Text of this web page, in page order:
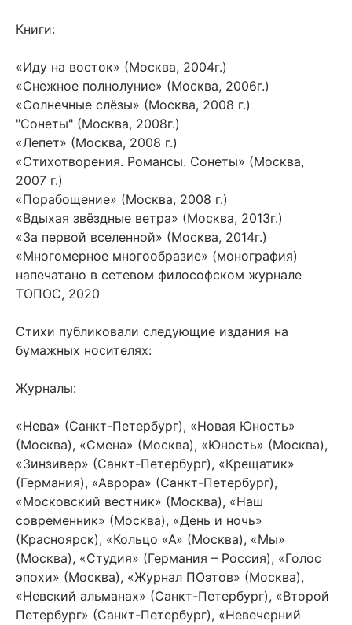
Книги:
«Иду на восток» (Москва, 2004г.)
«Снежное полнолуние» (Москва, 2006г.)
«Солнечные слёзы» (Москва, 2008 г.)
"Сонеты" (Москва, 2008г.)
«Лепет» (Москва, 2008 г.)
«Стихотворения. Романсы. Сонеты» (Москва,
2007 г.)
«Порабощение» (Москва, 2008 г.)
«Вдыхая звёздные ветра» (Москва, 2013г.)
«За первой вселенной» (Москва, 2014г.)
«Многомерное многообразие» (монография)
напечатано в сетевом философском журнале
ТОПОС, 2020
Стихи публиковали следующие издания на
бумажных носителях:
Журналы:
«Нева» (Санкт-Петербург), «Новая Юность»
(Москва), «Смена» (Москва), «Юность» (Москва),
«Зинзивер» (Санкт-Петербург), «Крещатик»
(Германия), «Аврора» (Санкт-Петербург),
«Московский вестник» (Москва), «Наш
современник» (Москва), «День и ночь»
(Красноярск), «Кольцо «А» (Москва), «Мы»
(Москва), «Студия» (Германия – Россия), «Голос
эпохи» (Москва), «Журнал ПОэтов» (Москва),
«Невский альманах» (Санкт-Петербург), «Второй
Петербург» (Санкт-Петербург), «Невечерний